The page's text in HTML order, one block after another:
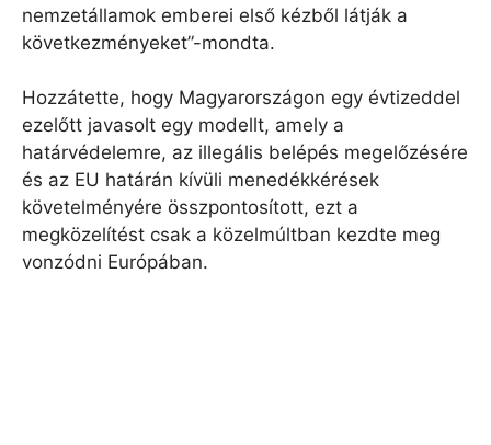
nemzetállamok emberei első kézből látják a
következményeket”-mondta.
Hozzátette, hogy Magyarországon egy évtizeddel
ezelőtt javasolt egy modellt, amely a
határvédelemre, az illegális belépés megelőzésére
és az EU határán kívüli menedékkérések
követelményére összpontosított, ezt a
megközelítést csak a közelmúltban kezdte meg
vonzódni Európában.